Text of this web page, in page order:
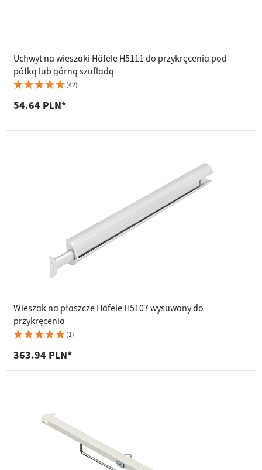
Uchwyt na wieszaki Häfele H5111 do przykręcenia pod
półką lub górną szufladą
(42)
54.64 PLN*
Wieszak na płaszcze Häfele H5107 wysuwany do
przykręcenia
(1)
363.94 PLN*